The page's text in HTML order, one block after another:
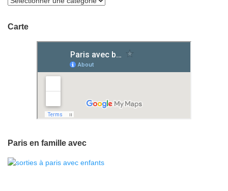
Carte
Paris en famille avec